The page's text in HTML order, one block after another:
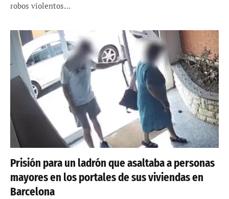
robos violentos…
Prisión para un ladrón que asaltaba a personas
mayores en los portales de sus viviendas en
Barcelona